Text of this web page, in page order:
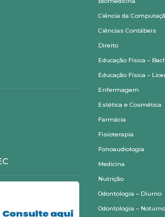
Ciência da
Ciências Contábeis
Direito
Educação Física –
Educação Física –
Enfermagem
Estética e Cosmética
Farmácia
Fisioterapia
Fonoaudiologia
Medicina
Nutrição
Odontologia – Diurno
Odontologia – Noturno